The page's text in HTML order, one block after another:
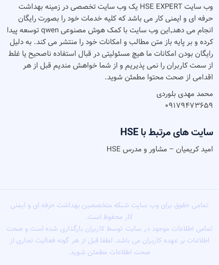
وب سایت HSE EXPERT یک وب سایت تخصصی در زمینه بهداشت
حرفه ای و ایمنی کار می باشد که کلیه خدمات خود را بصورت رایگان
انجام می دهد٬‌این وب سایت با کمک هوش مصنوعی qwen توسعه پیدا
کرده و بر پایه باز متن مطالب و امکانات خود را منتشر می کند. به دلیل
رایگان بودن امکانات ما هیچ مسئولیتی در قبال استفاده ناصحیح یا غلط
از سمت کاربران را نمی پذیریم و از شما خواهش مندیم قبل از هر
اقدامی از صحت محتوا مطمئن شوید.
محمد مهدی بلوردی
۰۹۱۷۹۴۷۳۶۵۹
سایت های مرتبط با HSE
امید کریمیان – مشاور و مدرس HSE
تمامی حقوق برای وب سایت شبکه متخصصین بهداشت حرفه ای و ایمنی
کار محفوظ است.
تمامی اطلاعات موجود در سایت توسط کاربران بارگذاری شده است و صحت
اطلاعات بر عهده کاربران می باشد. لطفا قبل از هر گونه فعالیت تجاری از
صحت اطلاعات مطمئن شوید.